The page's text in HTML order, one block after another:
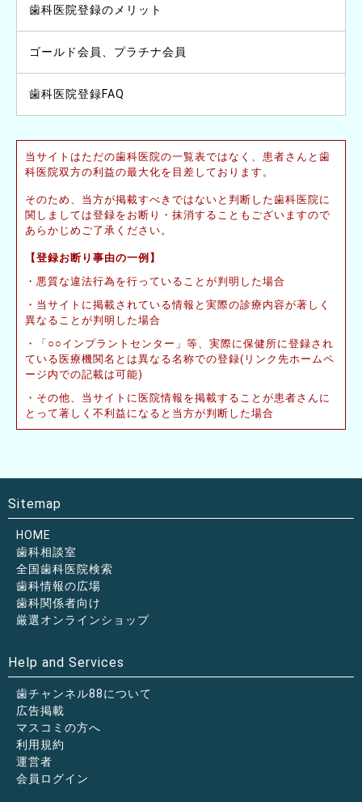
歯科医院登録のメリット
ゴールド会員、プラチナ会員
歯科医院登録FAQ
当サイトはただの歯科医院の一覧表ではなく、患者さんと歯
科医院双方の利益の最大化を目差しております。
そのため、当方が掲載すべきではないと判断した歯科医院に
関しましては登録をお断り・抹消することもございますので
あらかじめご了承ください。
【登録お断り事由の一例】
悪質な違法行為を行っていることが判明した場合
当サイトに掲載されている情報と実際の診療内容が著しく
異なることが判明した場合
「○○インプラントセンター」等、実際に保健所に登録され
ている医療機関名とは異なる名称での登録(リンク先ホームペ
ージ内での記載は可能)
その他、当サイトに医院情報を掲載することが患者さんに
とって著しく不利益になると当方が判断した場合
Sitemap
HOME
歯科相談室
全国歯科医院検索
歯科情報の広場
歯科関係者向け
厳選オンラインショップ
Help and Services
歯チャンネル88について
広告掲載
マスコミの方へ
利用規約
運営者
会員ログイン